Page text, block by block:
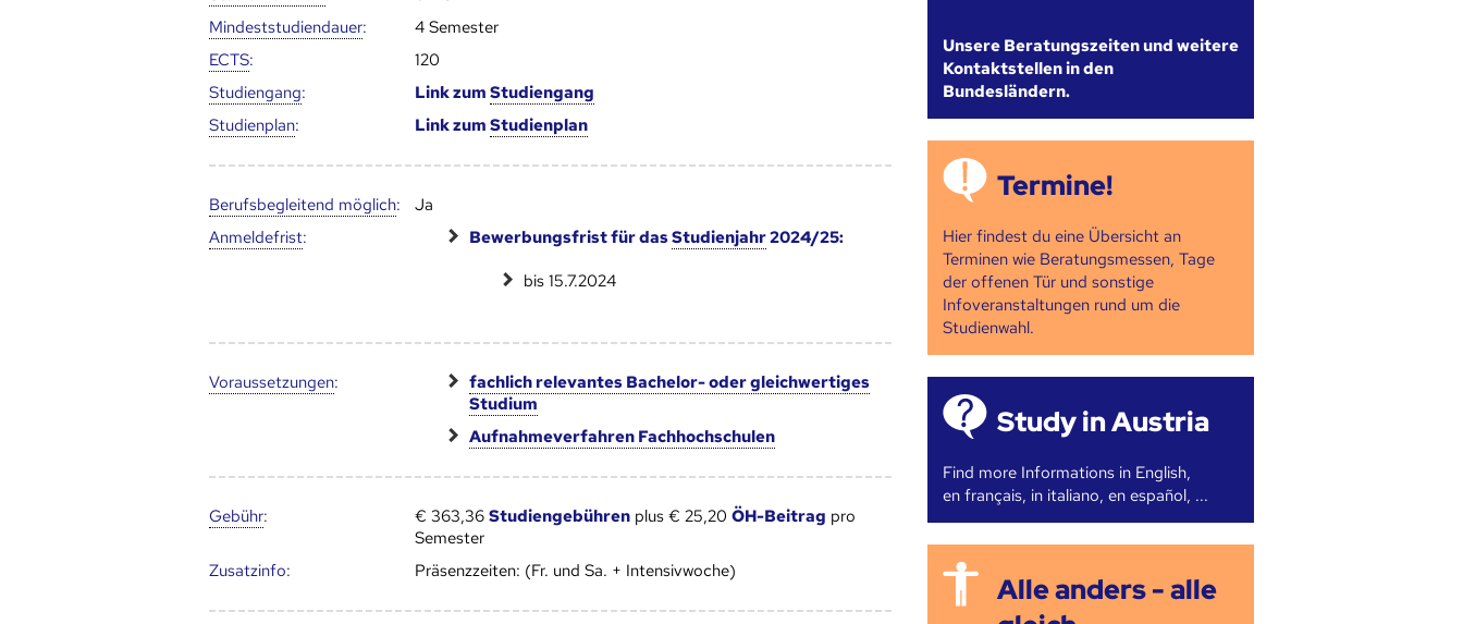
Mindest­studien­dauer:
4 Semester
ECTS:
120
Studien­gang: Link zum Studien­gang
Studien­plan: Link zum Studien­plan
Berufs­begleitend möglich:
Ja
Anmelde­frist: Bewerbungsfrist für dasStudienjahr2024/25:
bis 15.7.2024
Voraus­setzungen:
fachlich relevantes Bachelor- oder gleichwertiges
Studium
Aufnahmeverfahren Fachhochschulen
Gebühr: € 363,36 Studiengebührenplus € 25,20 ÖH-Beitrag pro
Semester
Zusatz­info:
Präsenzzeiten: (Fr. und Sa. + Intensivwoche)
Unsere Beratungszeiten und weitere
Kontaktstellen in den
Bundesländern.
Termine!
Hier findest du eine Übersicht an
Terminen wie Beratungsmessen, Tage
der offenen Tür und sonstige
Infoveranstaltungen rund um die
Studienwahl.
Study in Austria
Find more Informations in English,
en français, in italiano, en español, ...
Alle anders - alle